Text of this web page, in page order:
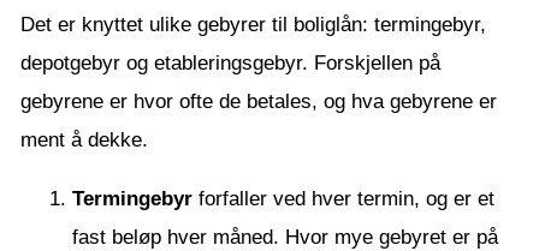
Det er knyttet ulike gebyrer til boliglån: termingebyr,
depotgebyr og etableringsgebyr. Forskjellen på
gebyrene er hvor ofte de betales, og hva gebyrene er
ment å dekke.
Termingebyrforfaller ved hver termin, og er et
fast beløp hver måned. Hvor mye gebyret er på